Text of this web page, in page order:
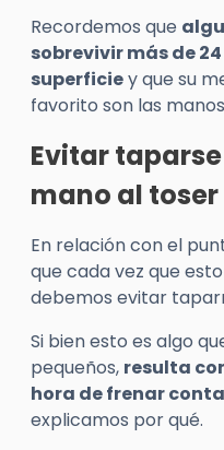
Recordemos que
sobrevivir más de
superficiey que su
favorito son las
Evitar
mano al toser
En relación con el
que cada vez que
debemos evitar
Si bien esto es algo
pequeños, resulta
hora de frenar
explicamos por qué.